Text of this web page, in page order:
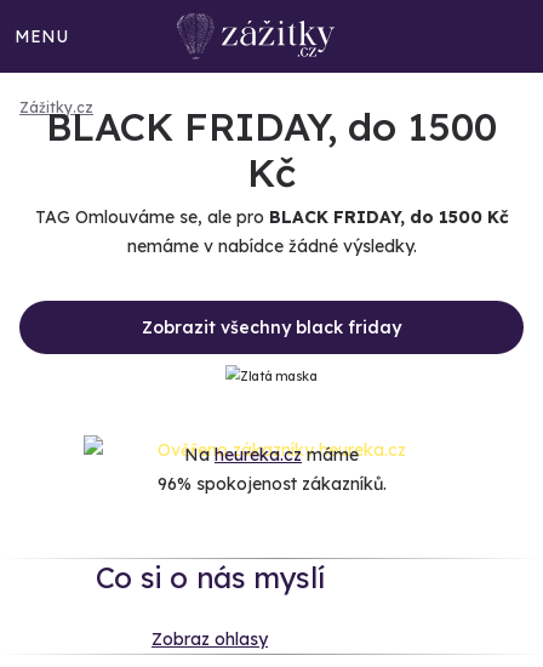
MENU
Zážitky.cz
BLACK FRIDAY, do 1500
Kč
TAG Omlouváme se, ale pro BLACK FRIDAY, do 1500 Kč
nemáme v nabídce žádné výsledky.
Zobrazit všechny black friday
Naheureka.czmáme
96% spokojenost zákazníků.
Co si o nás myslí
Zobraz ohlasy